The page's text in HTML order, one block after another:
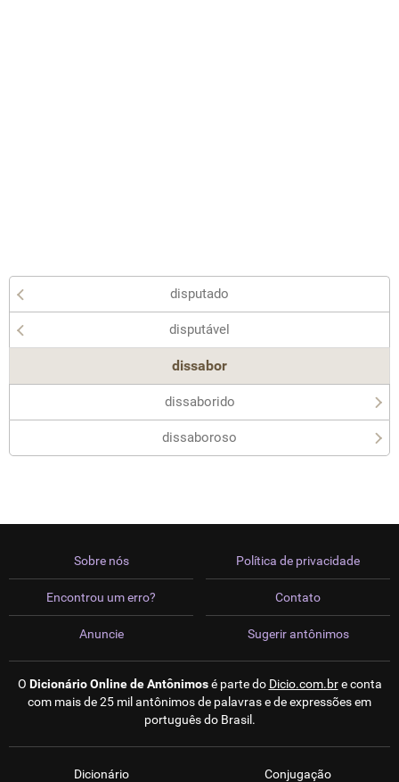
disputado
disputável
dissabor
dissaborido
dissaboroso
Sobre nós
Encontrou um erro?
Anuncie
Política de privacidade
Contato
Sugerir antônimos
O Dicionário Online de Antônimosé parte do Dicio.com.bre conta
com mais de 25 mil antônimos de palavras e de expressões em
português do Brasil.
Dicionário Conjugação